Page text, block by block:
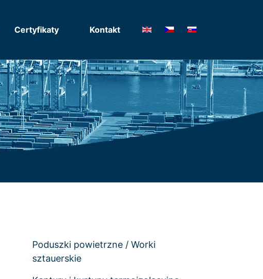
Certyfikaty Kontakt
Poduszki powietrzne / Worki
sztauerskie